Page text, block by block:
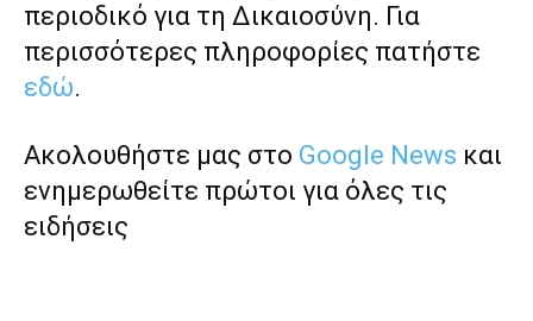
περιοδικό για τη Δικαιοσύνη. Για
περισσότερες πληροφορίες πατήστε
εδώ.
Ακολουθήστε μας στο Google News και
ενημερωθείτε πρώτοι για όλες τις
ειδήσεις